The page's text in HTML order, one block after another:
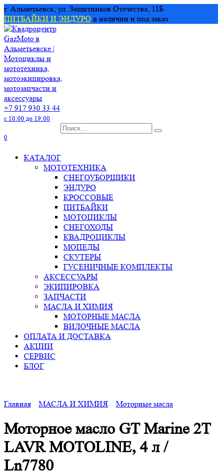
Перейти
к
содержанию
г. Альметьевск, ул. Защитников Отечества, 11Б
ПИТБАЙКИ И ЭНДУРО в наличии и под заказ
+7 917 930 33 44
с 10:00 до 19:00
Search
0
КАТАЛОГ
МОТОТЕХНИКА
СНЕГОУБОРЩИКИ
ЭНДУРО
КРОССОВЫЕ
ПИТБАЙКИ
МОТОЦИКЛЫ
СНЕГОХОДЫ
КВАДРОЦИКЛЫ
МОПЕДЫ
СКУТЕРЫ
ГУСЕНИЧНЫЕ КОМПЛЕКТЫ
АКСЕССУАРЫ
ЭКИПИРОВКА
ЗАПЧАСТИ
МАСЛА И ХИМИЯ
МОТОРНЫЕ МАСЛА
ВИЛОЧНЫЕ МАСЛА
ОПЛАТА И ДОСТАВКА
АКЦИИ
СЕРВИС
БЛОГ
Главная МАСЛА И ХИМИЯ Моторные масла
Моторное масло GT Marine 2Т
LAVR MOTOLINE, 4 л /
Ln7780